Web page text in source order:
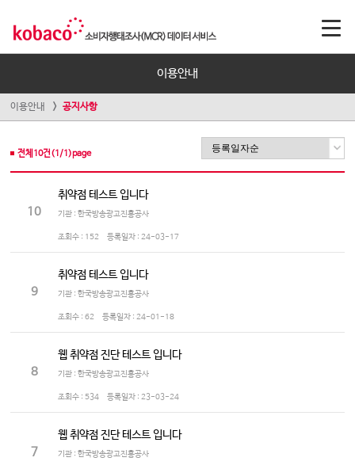
이용안내
이용안내 공지사항
전체 10건(1 /1 )page
10
취약점 테스트 입니다
기관 : 한국방송광고진흥공사
조회수 : 152 등록일자 : 24-03-17
9
취약점 테스트 입니다
기관 : 한국방송광고진흥공사
조회수 : 62 등록일자 : 24-01-18
8
웹 취약점 진단 테스트 입니다
기관 : 한국방송광고진흥공사
조회수 : 534 등록일자 : 23-03-24
7
웹 취약점 진단 테스트 입니다
기관 : 한국방송광고진흥공사